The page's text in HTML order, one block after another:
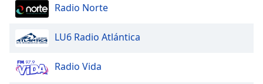
Radio Norte
LU6 Radio Atlántica
Radio Vida